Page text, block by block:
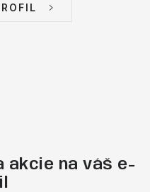
akcie na váš e-